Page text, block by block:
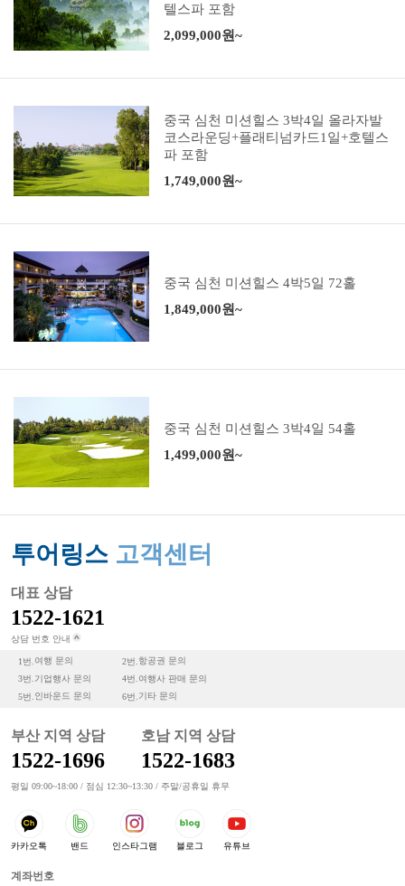
텔스파 포함
2,099,000원~
중국 심천 미션힐스 3박4일 올라자발
코스라운딩+플래티넘카드1일+호텔스
파 포함
1,749,000원~
중국 심천 미션힐스 4박5일 72홀
1,849,000원~
중국 심천 미션힐스 3박4일 54홀
1,499,000원~
투어링스 고객센터
대표 상담
1522-1621
상담 번호 안내
1번. 여행 문의 2번. 항공권 문의
3번.기업행사 문의 4번.여행사 판매 문의
5번. 인바운드 문의 6번. 기타 문의
부산 지역 상담
1522-1696
호남 지역 상담
1522-1683
평일 09:00~18:00 / 점심 12:30~13:30 / 주말/공휴일 휴무
카카오톡 밴드 인스타그램 블로그 유튜브
계좌번호